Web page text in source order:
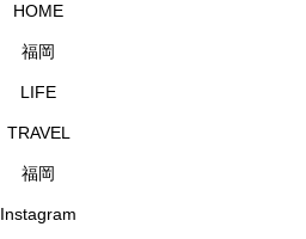
HOME
福岡
LIFE
TRAVEL
福岡
Instagram